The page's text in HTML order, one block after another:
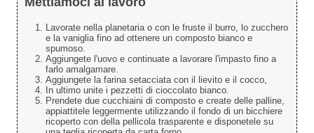
Lavorate nella planetaria o con le fruste il burro, lo zucchero
e la vaniglia fino ad ottenere un composto bianco e
spumoso.
Aggiungete l'uovo e continuate a lavorare l'impasto fino a
farlo amalgamare.
Aggiungete la farina setacciata con il lievito e il cocco,
In ultimo unite i pezzetti di cioccolato bianco.
Prendete due cucchiaini di composto e create delle palline,
appiattitele leggermente utilizzando il fondo di un bicchiere
ricoperto con della pellicola trasparente e disponetele su